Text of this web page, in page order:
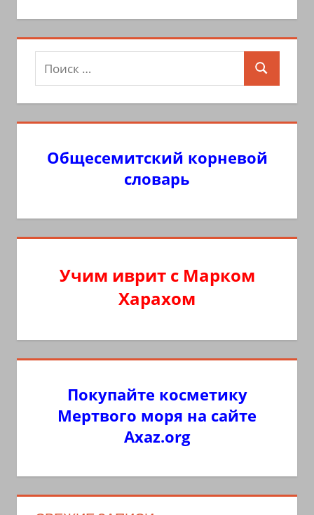
Поиск
для:
Поиск
Общесемитский корневой
словарь
Учим иврит с Марком
Харахом
Покупайте косметику
Мертвого моря на сайте
Axaz.org